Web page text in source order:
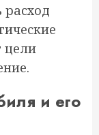
расход
цели
и его